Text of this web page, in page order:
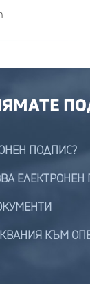
ПОДПИС?
ЕЛЕКТРОНЕН
КЪМ